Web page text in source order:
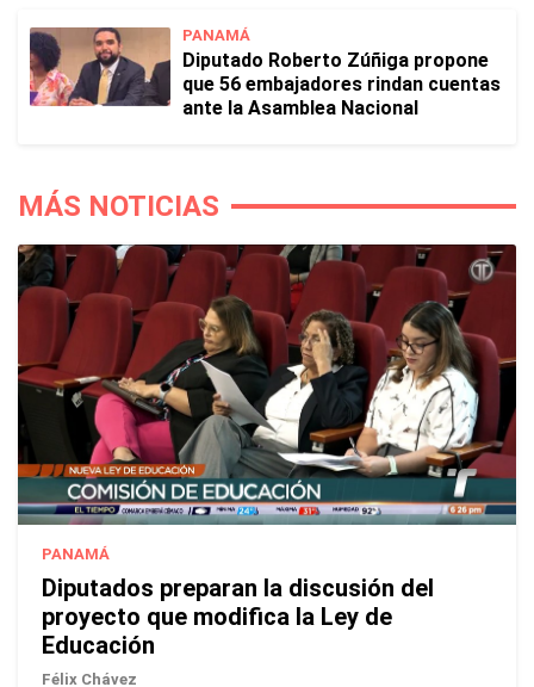
PANAMÁ
Diputado Roberto Zúñiga propone
que 56 embajadores rindan cuentas
ante la Asamblea Nacional
MÁS NOTICIAS
PANAMÁ
Diputados preparan la discusión del
proyecto que modifica la Ley de
Educación
Félix Chávez